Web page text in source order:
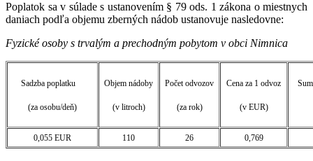
Poplatok sa v súlade s ustanovením § 79 ods. 1 zákona o miestnych
daniach podľa objemu zberných nádob ustanovuje nasledovne:
Fyzické osoby s trvalým a prechodným pobytom v obci Nimnica
Sadzba poplatku
(za osobu/deň)
Objem nádoby
(v litroch)
Počet odvozov
(za rok)
Cena za 1 odvoz
(v EUR)
0,055 EUR 110 26 0,769